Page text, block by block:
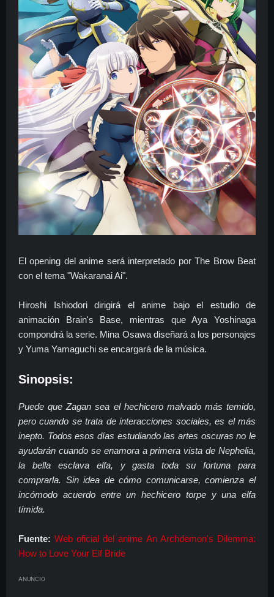
El opening del anime será interpretado por The Brow Beat
con el tema "Wakaranai Ai".
Hiroshi Ishiodori dirigirá el anime bajo el estudio de
animación Brain's Base, mientras que Aya Yoshinaga
compondrá la serie. Mina Osawa diseñará a los personajes
y Yuma Yamaguchi se encargará de la música.
Sinopsis:
Puede que Zagan sea el hechicero malvado más temido,
pero cuando se trata de interacciones sociales, es el más
inepto. Todos esos días estudiando las artes oscuras no le
ayudarán cuando se enamora a primera vista de Nephelia,
la bella esclava elfa, y gasta toda su fortuna para
comprarla. Sin idea de cómo comunicarse, comienza el
incómodo acuerdo entre un hechicero torpe y una elfa
tímida.
Fuente: Web oficial del anime An Archdemon's Dilemma:
How to Love Your Elf Bride
ANUNCIO